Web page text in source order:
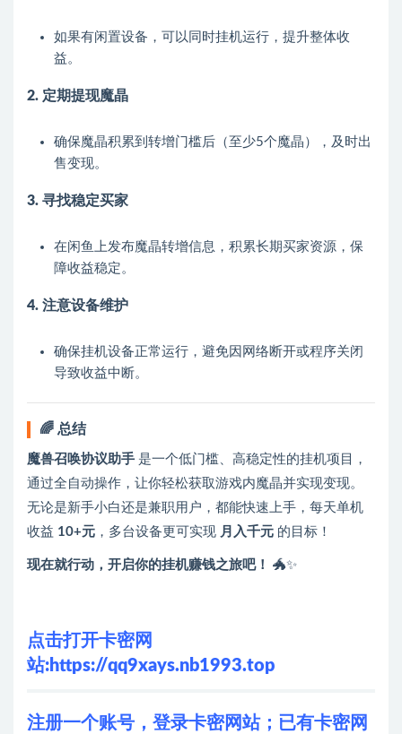
如果有闲置设备，可以同时挂机运行，提升整体收
益。
2. 定期提现魔晶
确保魔晶积累到转增门槛后（至少5个魔晶），及时出
售变现。
3. 寻找稳定买家
在闲鱼上发布魔晶转增信息，积累长期买家资源，保
障收益稳定。
4. 注意设备维护
确保挂机设备正常运行，避免因网络断开或程序关闭
导致收益中断。
🌈 总结
魔兽召唤协议助手 是一个低门槛、高稳定性的挂机项目，
通过全自动操作，让你轻松获取游戏内魔晶并实现变现。
无论是新手小白还是兼职用户，都能快速上手，每天单机
收益 10+元 ，多台设备更可实现 月入千元 的目标！
现在就行动，开启你的挂机赚钱之旅吧！ 🐲✨
点击打开卡密网
站: https://qq9xays.nb1993.top
注册一个账号，登录卡密网站；已有卡密网